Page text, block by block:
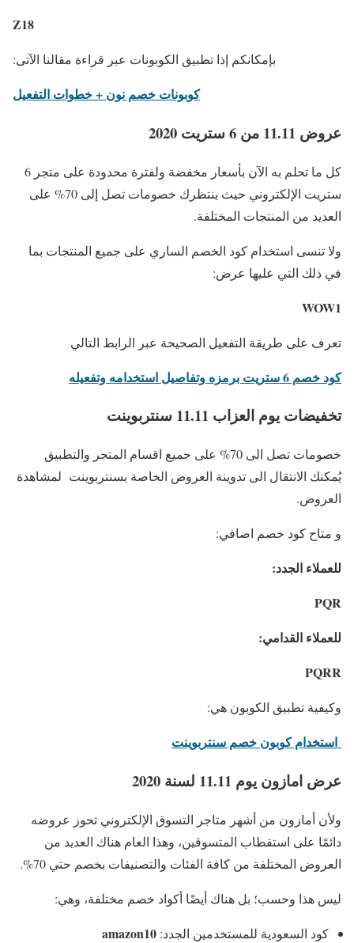
Z18
:بإمكانكم إذا تطبيق الكوبونات عبر قراءة مقالنا الآتى
كوبونات خصم نون + خطوات التفعيل
عروض 11.11 من 6 ستريت 2020
كل ما تحلم به الآن بأسعار مخفضة ولفترة محدودة على متجر 6
ستريت الإلكتروني حيث ينتظرك خصومات تصل إلى 70% على
العديد من المنتجات المختلفة.
ولا تنسى استخدام كود الخصم الساري على جميع المنتجات بما
في ذلك التي عليها عرض:
WOW1
تعرف على طريقة التفعيل الصحيحة عبر الرابط التالي
كود خصم 6 ستريت برمزه وتفاصيل استخدامه وتفعيله
تخفيضات يوم العزاب 11.11 سنتربوينت
خصومات تصل الى 70% على جميع اقسام المتجر والتطبيق
يُمكنك الانتقال الى تدوينة العروض الخاصة بسنتربوينت لمشاهدة
العروض.
و متاح كود خصم اضافي:
للعملاء الجدد:
PQR
للعملاء القدامي:
PQRR
وكيفية تطبيق الكوبون هي:
استخدام كوبون خصم سنتربوينت
عرض امازون يوم 11.11 لسنة 2020
ولأن أمازون من أشهر متاجر التسوق الإلكتروني تحوز عروضه
دائمًا على استقطاب المتسوقين، وهذا العام هناك العديد من
العروض المختلفة من كافة الفئات والتصنيفات بخصم حتي 70%.
ليس هذا وحسب؛ بل هناك أيضًا أكواد خصم مختلفة، وهي:
كود السعودية للمستخدمين الجدد: amazon10